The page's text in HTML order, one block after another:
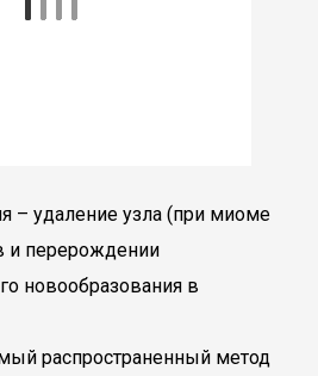
– удаление узла (при миоме
и перерождении
новообразования в
распространенный метод